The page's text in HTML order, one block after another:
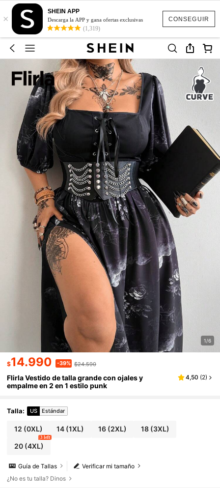
CONSEGUIR
×
SHEIN APP
Descarga la APP y gana ofertas exclusivas
(1,319)
1/6
$14.990 -39% $24.590
Flirla Vestido de talla grande con ojales y
empalme en 2 en 1 estilo punk
4,50 (2)
Talla: US Estándar
12 (0XL) 14 (1XL) 16(2XL) 18(3XL)
20(4XL)
3 left
Verificar mi tamaño
Guía de Tallas
¿No es tu talla? Dinos